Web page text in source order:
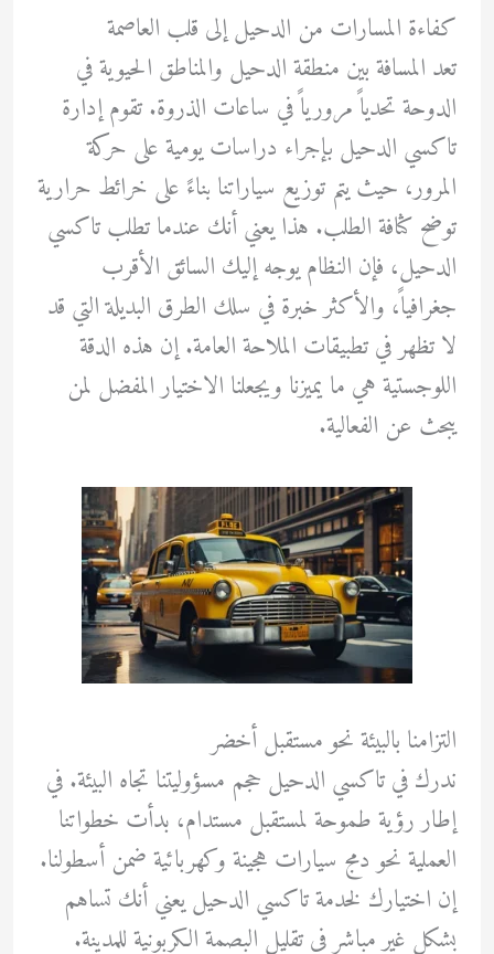
كفاءة المسارات من الدحيل إلى قلب العاصمة
تعد المسافة بين منطقة الدحيل والمناطق الحيوية في
الدوحة تحدياً مرورياً في ساعات الذروة. تقوم إدارة
تاكسي الدحيل بإجراء دراسات يومية على حركة
المرور، حيث يتم توزيع سياراتنا بناءً على خرائط حرارية
توضح كثافة الطلب. هذا يعني أنك عندما تطلب تاكسي
الدحيل، فإن النظام يوجه إليك السائق الأقرب
جغرافياً، والأكثر خبرة في سلك الطرق البديلة التي قد
لا تظهر في تطبيقات الملاحة العامة. إن هذه الدقة
اللوجستية هي ما يميزنا ويجعلنا الاختيار المفضل لمن
يبحث عن الفعالية.
التزامنا بالبيئة نحو مستقبل أخضر
ندرك في تاكسي الدحيل حجم مسؤوليتنا تجاه البيئة. في
إطار رؤية طموحة لمستقبل مستدام، بدأت خطواتنا
العملية نحو دمج سيارات هجينة وكهربائية ضمن أسطولنا.
إن اختيارك لخدمة تاكسي الدحيل يعني أنك تساهم
بشكل غير مباشر في تقليل البصمة الكربونية للمدينة.